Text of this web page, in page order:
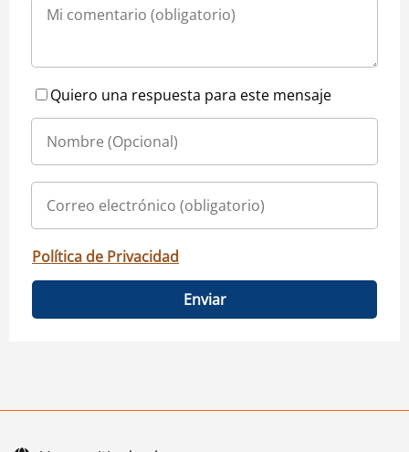
Quiero una respuesta para este mensaje
Política de Privacidad
Enviar